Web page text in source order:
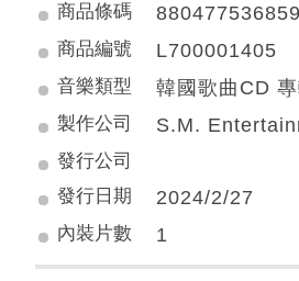
商品條碼
商品編號 L700001405
音樂類型 韓國歌曲CD
製作公司 S.M.
發行公司
發行日期
2024/2/27
內裝片數 1